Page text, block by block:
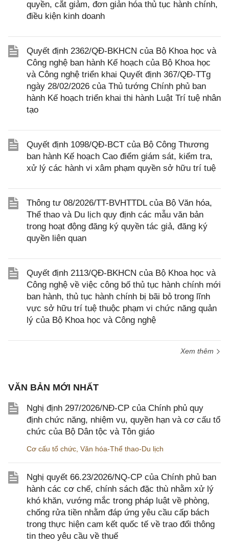
quyền, cắt giảm, đơn giản hóa thủ tục hành chính,
điều kiện kinh doanh
Quyết định 2362/QĐ-BKHCN của Bộ Khoa học và
Công nghệ ban hành Kế hoạch của Bộ Khoa học
và Công nghệ triển khai Quyết định 367/QĐ-TTg
ngày 28/02/2026 của Thủ tướng Chính phủ ban
hành Kế hoạch triển khai thi hành Luật Trí tuệ nhân
tạo
Quyết định 1098/QĐ-BCT của Bộ Công Thương
ban hành Kế hoạch Cao điểm giám sát, kiểm tra,
xử lý các hành vi xâm phạm quyền sở hữu trí tuệ
Thông tư 08/2026/TT-BVHTTDL của Bộ Văn hóa,
Thể thao và Du lịch quy định các mẫu văn bản
trong hoạt động đăng ký quyền tác giả, đăng ký
quyền liên quan
Quyết định 2113/QĐ-BKHCN của Bộ Khoa học và
Công nghệ về việc công bố thủ tục hành chính mới
ban hành, thủ tục hành chính bị bãi bỏ trong lĩnh
vực sở hữu trí tuệ thuộc phạm vi chức năng quản
lý của Bộ Khoa học và Công nghệ
Xem thêm
VĂN BẢN MỚI NHẤT
Nghị định 297/2026/NĐ-CP của Chính phủ quy
định chức năng, nhiệm vụ, quyền hạn và cơ cấu tổ
chức của Bộ Dân tộc và Tôn giáo
Cơ cấu tổ chức Văn hóa-Thể thao-Du lịch
Nghị quyết 66.23/2026/NQ-CP của Chính phủ ban
hành các cơ chế, chính sách đặc thù nhằm xử lý
khó khăn, vướng mắc trong pháp luật về phòng,
chống rửa tiền nhằm đáp ứng yêu cầu cấp bách
trong thực hiện cam kết quốc tế về trao đổi thông
tin theo yêu cầu về thuế